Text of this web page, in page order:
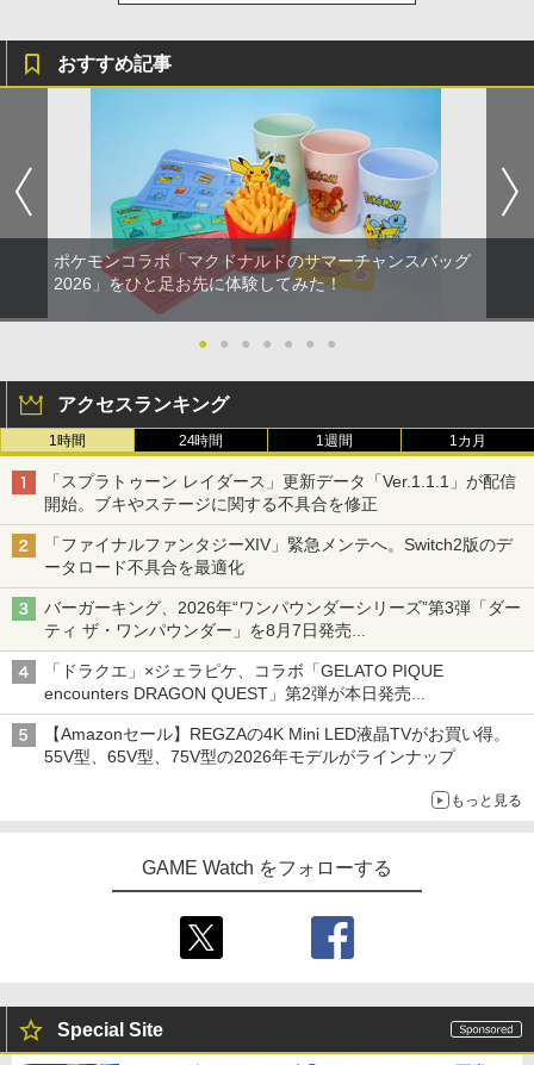
おすすめ記事
ポケモンコラボ「マクドナルドのサマーチャンスバッグ
2026」をひと足お先に体験してみた！
● ● ● ● ● ● ●
アクセスランキング
1時間 24時間 1週間 1カ月
「スプラトゥーン レイダース」更新データ「Ver.1.1.1」が配信
開始。ブキやステージに関する不具合を修正
「ファイナルファンタジーXIV」緊急メンテへ。Switch2版のデ
ータロード不具合を最適化
バーガーキング、2026年“ワンパウンダーシリーズ”第3弾「ダー
ティ ザ・ワンパウンダー」を8月7日発売
「特製ガーリックマヨソース」を使用した超大型チーズバーガー
「ドラクエ」×ジェラピケ、コラボ「GELATO PIQUE
encounters DRAGON QUEST」第2弾が本日発売
アイスカップに入ったスライムやわたぼう、ベビーサタンなどが
オリジナルアートで登場
【Amazonセール】REGZAの4K Mini LED液晶TVがお買い得。
55V型、65V型、75V型の2026年モデルがラインナップ
もっと見る
GAME Watch をフォローする
Special Site